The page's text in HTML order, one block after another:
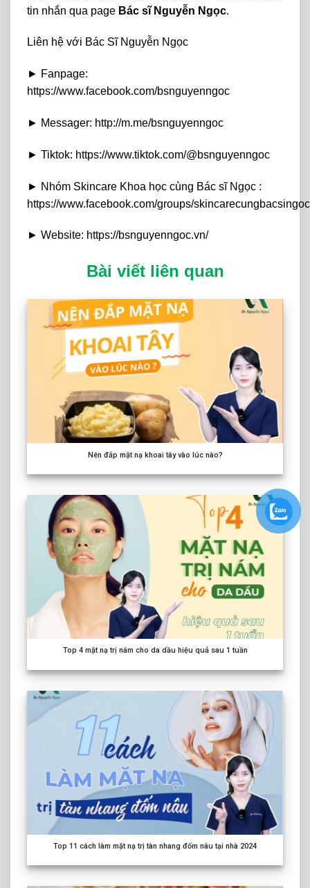
tin nhắn qua page Bác sĩ Nguyễn Ngọc.
Liên hệ với Bác Sĩ Nguyễn Ngọc
► Fanpage:
https://www.facebook.com/bsnguyenngoc
► Messager: http://m.me/bsnguyenngoc
► Tiktok: https://www.tiktok.com/@bsnguyenngoc
► Nhóm Skincare Khoa học cùng Bác sĩ Ngọc :
https://www.facebook.com/groups/skincarecungbacsingoc
► Website: https://bsnguyenngoc.vn/
Bài viết liên quan
Nên đắp mặt nạ khoai tây vào lúc nào?
Top 4mặt nạ trị nám cho da dầu hiệu quả sau 1 tuần
Top 11 cách làm mặt nạ trị tàn nhang đốm nâu tại nhà 2024